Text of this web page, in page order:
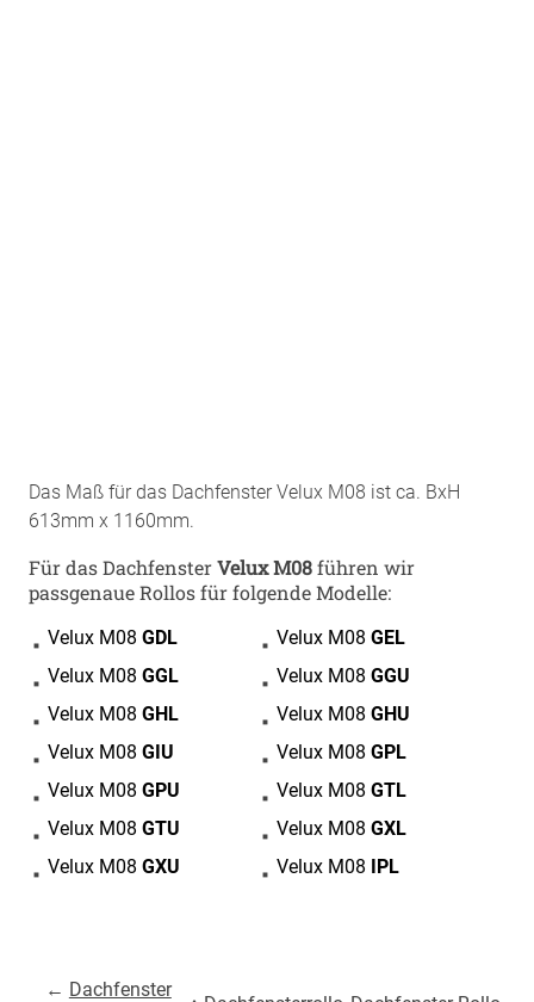
Das Maß für das Dachfenster Velux M08 ist ca. BxH
613mm x 1160mm.
Für das DachfensterVelux M08führen wir
passgenaue Rollos für folgende Modelle:
Velux M08GDL Velux M08 GEL
Velux M08GGL Velux M08 GGU
Velux M08GHL Velux M08 GHU
Velux M08GIU Velux M08 GPL
Velux M08GPU Velux M08 GTL
Velux M08GTU Velux M08 GXL
Velux M08GXU Velux M08 IPL
← Dachfenster